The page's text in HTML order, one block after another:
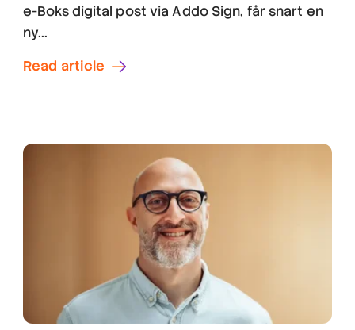
e-Boks digital post via Addo Sign, får snart en
ny...
Read article